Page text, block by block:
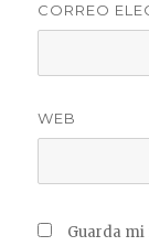
CORREO
WEB
Guarda mi